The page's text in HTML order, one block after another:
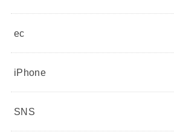
ec
iPhone
SNS